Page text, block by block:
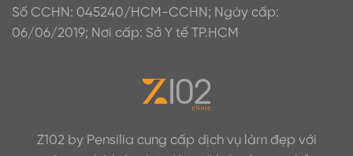
Số CCHN: 045240/HCM-CCHN; Ngày cấp:
06/06/2019; Nơi cấp: Sở Y tế TP.HCM
Z102 by Pensilia cung cấp dịch vụ làm đẹp với